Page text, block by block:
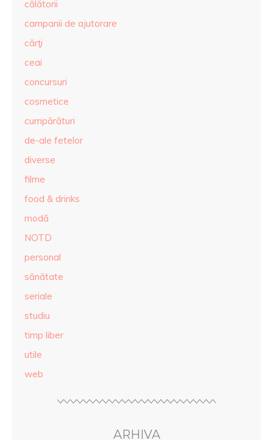
călătorii
campanii de ajutorare
cărţi
ceai
concursuri
cosmetice
cumpărături
de-ale fetelor
diverse
filme
food & drinks
modă
NOTD
personal
sănătate
seriale
studiu
timp liber
utile
web
ARHIVA